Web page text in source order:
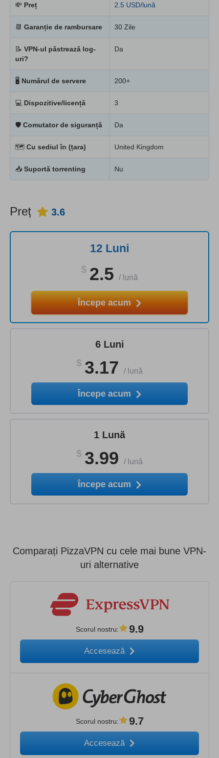
💸 Preț 2.5 USD/lună
📆 Garanție de rambursare 30 Zile
📝 VPN-ul păstrează log-
uri?
Da
🖥 Numărul de servere 200+
💻 Dispozitive/licență 3
🛡 Comutator de siguranță Da
🗺 Cu sediul în (țara) United Kingdom
📥 Suportă torrenting Nu
Preț 3.6
12 Luni
$ 2.5 / lună
Începe acum
6 Luni
$ 3.17 / lună
Începe acum
1 Lună
$ 3.99 / lună
Începe acum
Comparați PizzaVPN cu cele mai bune VPN-
uri alternative
Scorul nostru: 9.9
Accesează
Scorul nostru: 9.7
Accesează